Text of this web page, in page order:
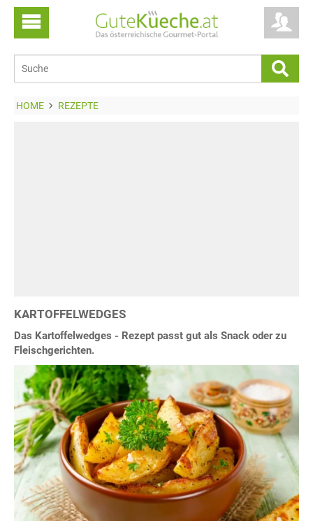
HOME REZEPTE
KARTOFFELWEDGES
Das Kartoffelwedges - Rezept passt gut als Snack oder zu
Fleischgerichten.